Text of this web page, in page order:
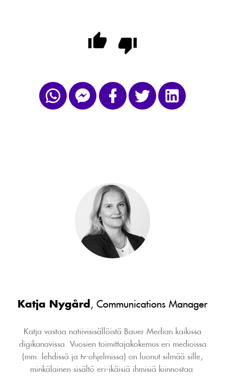
Katja Nygård, Communications Manager
Katja vastaa natiivisisällöistä Bauer Median kaikissa
digikanavissa. Vuosien toimittajakokemus eri medioissa
(mm. lehdissä ja tv-ohjelmissa) on luonut silmää sille,
minkälainen sisältö eri-ikäisiä ihmisiä kiinnostaa.